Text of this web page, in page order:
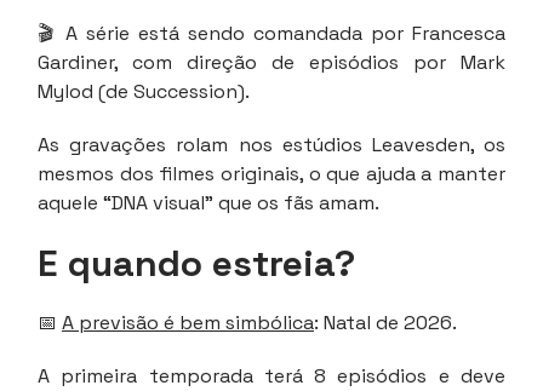
🎬 A série está sendo comandada por Francesca
Gardiner, com direção de episódios por Mark
Mylod (de Succession).
As gravações rolam nos estúdios Leavesden, os
mesmos dos filmes originais, o que ajuda a manter
aquele “DNA visual” que os fãs amam.
E quando estreia?
📅 A previsão é bem simbólica: Natal de 2026.
A primeira temporada terá 8 episódios e deve